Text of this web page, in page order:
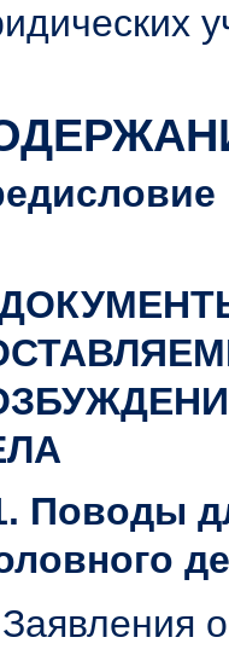
Поводы
Заявления